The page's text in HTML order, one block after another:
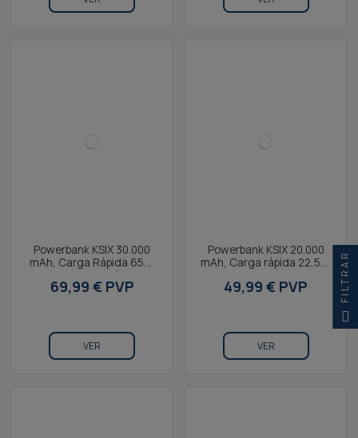
Powerbank KSIX 30.000
mAh, Carga Rápida 65W
PD, Carga portátiles,
Cable integrado...
69,99 € PVP
VER
Powerbank KSIX 20.000
mAh, Carga rápida 22,5W
USB-C y Lightning,...
49,99 € PVP
VER
FILTRAR